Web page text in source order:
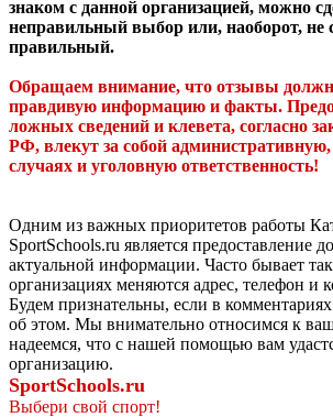
знаком с данной организацией, можно
неправильный выбор или, наоборот, не
правильный.
Обращаем внимание, что отзывы
правдивую информацию и факты.
ложных сведений и клевета, согласно
РФ, влекут за собой
случаях и уголовную ответственность!
Одним из важных приоритетов работы
SportSchools.ru является предоставление
актуальной информации. Часто бывает
организациях меняются адрес, телефон и
Будем признательны, если в
об этом. Мы внимательно относимся к
надеемся, что с нашей помощью вам
организацию.
SportSchools.ru
Выбери свой спорт!